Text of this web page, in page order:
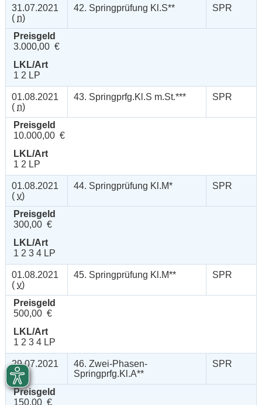
31.07.2021
( n)
42. Springprüfung Kl.S** SPR
Preisgeld
3.000,00 €
LKL/Art
1 2 LP
01.08.2021
( n)
43. Springprfg.Kl.S m.St.*** SPR
Preisgeld
10.000,00 €
LKL/Art
1 2 LP
01.08.2021
( v)
44. Springprüfung Kl.M* SPR
Preisgeld
300,00 €
LKL/Art
1 2 3 4 LP
01.08.2021
( v)
45. Springprüfung Kl.M** SPR
Preisgeld
500,00 €
LKL/Art
1 2 3 4 LP
29.07.2021
(n)
46. Zwei-Phasen-
Springprfg.Kl.A**
SPR
Preisgeld
150,00 €